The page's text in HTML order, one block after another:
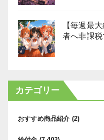
【毎週最
者へ非課税
カテゴリー
おすすめ商品紹介 (2)